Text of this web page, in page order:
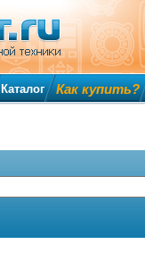
Каталог Как купить?